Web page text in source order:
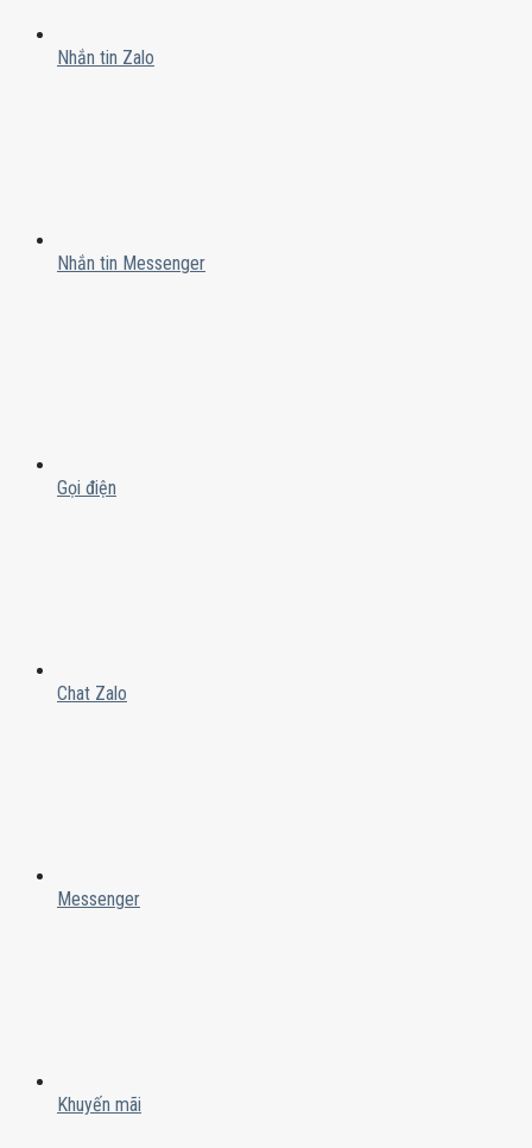
Nhắn tin Zalo
Nhắn tin Messenger
Gọi điện
Chat Zalo
Messenger
Khuyến mãi